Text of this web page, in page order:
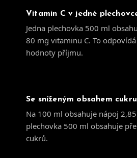
Vitamin C v jedné
Jedna plechovka 500 ml
80 mg vitaminu C. To
hodnoty příjmu.
Se sníženým obsahem cukru
Na 100 ml obsahuje nápoj
plechovka 500 ml obsahuje
cukrů.